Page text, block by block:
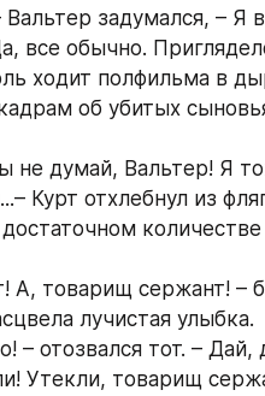
Вальтер задумался, –
все обычно.
ходит полфильма в
об убитых
не думай, Вальтер! Я
Курт отхлебнул из
А, товарищ сержант! –
лучистая улыбка.
– отозвался тот. – Дай,
Утекли, товарищ